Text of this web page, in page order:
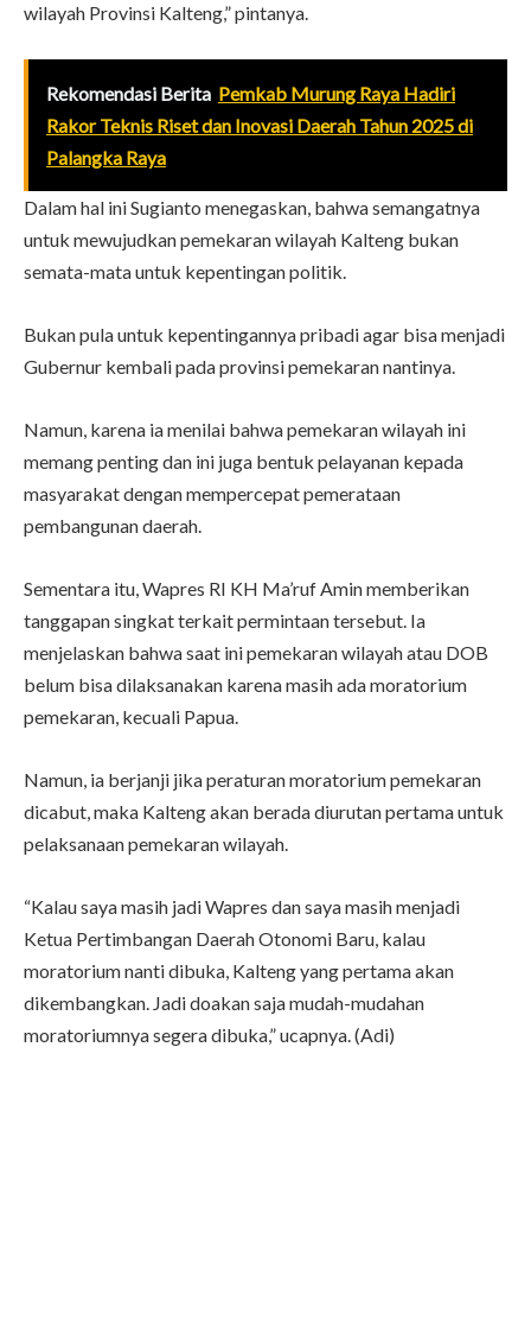
wilayah Provinsi Kalteng,” pintanya.
Rekomendasi Berita Pemkab Murung Raya Hadiri
Rakor Teknis Riset dan Inovasi Daerah Tahun 2025 di
Palangka Raya
Dalam hal ini Sugianto menegaskan, bahwa semangatnya
untuk mewujudkan pemekaran wilayah Kalteng bukan
semata-mata untuk kepentingan politik.
Bukan pula untuk kepentingannya pribadi agar bisa menjadi
Gubernur kembali pada provinsi pemekaran nantinya.
Namun, karena ia menilai bahwa pemekaran wilayah ini
memang penting dan ini juga bentuk pelayanan kepada
masyarakat dengan mempercepat pemerataan
pembangunan daerah.
Sementara itu, Wapres RI KH Ma’ruf Amin memberikan
tanggapan singkat terkait permintaan tersebut. Ia
menjelaskan bahwa saat ini pemekaran wilayah atau DOB
belum bisa dilaksanakan karena masih ada moratorium
pemekaran, kecuali Papua.
Namun, ia berjanji jika peraturan moratorium pemekaran
dicabut, maka Kalteng akan berada diurutan pertama untuk
pelaksanaan pemekaran wilayah.
“Kalau saya masih jadi Wapres dan saya masih menjadi
Ketua Pertimbangan Daerah Otonomi Baru, kalau
moratorium nanti dibuka, Kalteng yang pertama akan
dikembangkan. Jadi doakan saja mudah-mudahan
moratoriumnya segera dibuka,” ucapnya. (Adi)